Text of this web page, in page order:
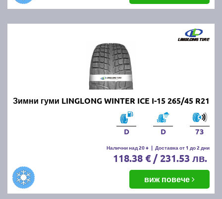
Зимни гуми LINGLONG WINTER ICE I-15 265/45 R21
D D 73
Налични над 20 + | Доставка от 1 до 2 дни
118.38 € / 231.53 лв.
виж повече